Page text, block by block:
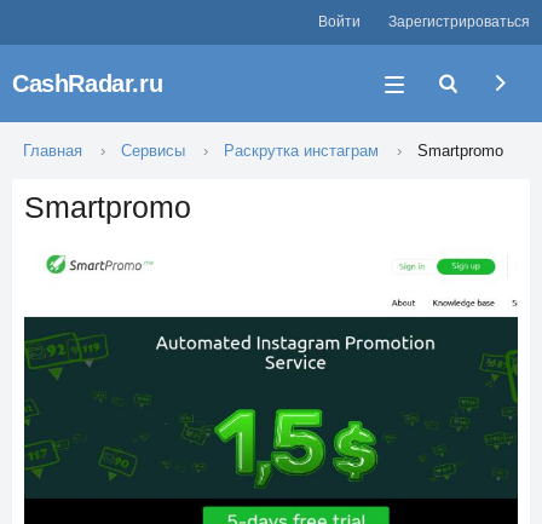
Войти Зарегистрироваться
CashRadar.ru
Главная Сервисы Раскрутка инстаграм Smartpromo
Smartpromo